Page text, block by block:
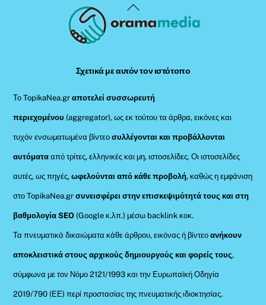
Back
To
Σχετικά με αυτόν τον ιστότοπο
Το TopikaNea.grαποτελεί συσσωρευτή
περιεχομένου (aggregator), ως εκ τούτου τα άρθρα, εικόνες και
τυχόν ενσωματωμένα βίντεοσυλλέγονται και προβάλλονται
αυτόματααπό τρίτες, ελληνικές και μη, ιστοσελίδες. Οι ιστοσελίδες
αυτές, ως πηγές,ωφελούνται από κάθε προβολή, καθώς η εμφάνιση
στο TopikaNea.gr συνεισφέρει στην επισκεψιμότητά τους και στη
βαθμολογία SEO (Google κ.λπ.) μέσω backlink κοκ.
Τα πνευματικά δικαιώματα κάθε άρθρου, εικόνας ή βίντεοανήκουν
αποκλειστικά στους αρχικούς δημιουργούς και φορείς τους,
σύμφωνα με τον Νόμο 2121/1993 και την Ευρωπαϊκή Οδηγία
2019/790 (ΕΕ) περί προστασίας της πνευματικής ιδιοκτησίας.